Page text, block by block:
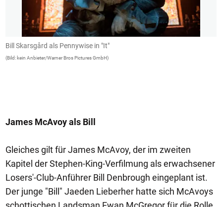
Bill Skarsgård als Pennywise in "It"
(Bild: kein Anbieter/Warner Bros Pictures GmbH)
James McAvoy als Bill
Gleiches gilt für James McAvoy, der im zweiten
Kapitel der Stephen-King-Verfilmung als erwachsener
Losers'-Club-Anführer Bill Denbrough eingeplant ist.
Der junge "Bill" Jaeden Lieberher hatte sich McAvoys